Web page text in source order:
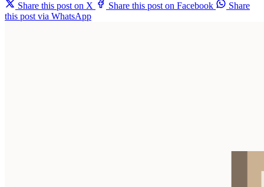
Share this post on X
Share this post on Facebook
Share
this post via WhatsApp